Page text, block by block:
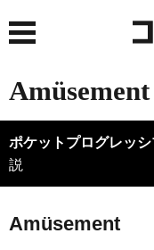
Amüsement
ポケットプログレッシ
説
Amüsement